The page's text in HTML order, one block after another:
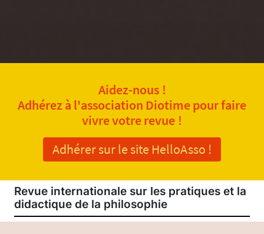
Aidez-nous !
Adhérez à l'association Diotime pour faire
vivre votre revue !
Adhérer sur le site HelloAsso !
Revue internationale sur les pratiques et la
didactique de la philosophie